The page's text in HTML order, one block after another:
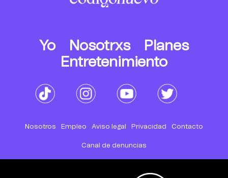
Yo Nosotrxs
Planes
Entretenimiento
Nosotros Empleo Aviso legal Privacidad Contacto
Canal de denuncias